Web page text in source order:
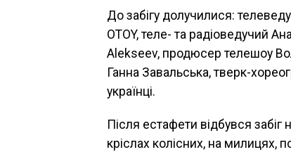
До забігу долучилися:
OTOY, теле- та радіоведучий
Alekseev, продюсер телешоу
Ганна Завальська, тверк-
українці.
Після естафети відбувся забіг
кріслах колісних, на милицях,